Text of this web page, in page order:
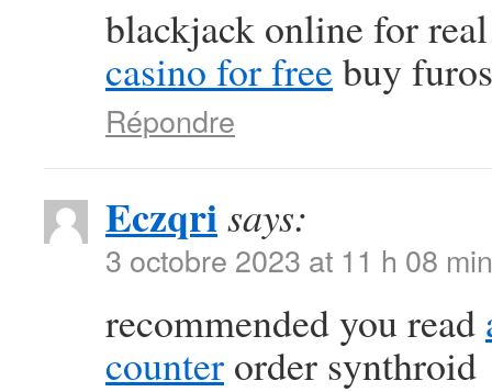
blackjack online for
casino for free buy
Répondre
Eczqrisays:
3 octobre 2023 at 11 h 08 min
recommended you read
counter order synthroid